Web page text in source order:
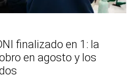
finalizado en 1: la
en agosto y los